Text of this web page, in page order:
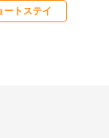
ートステイ